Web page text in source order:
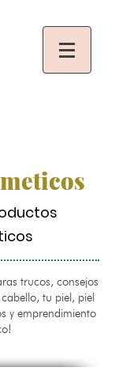
trucos, consejos
tu piel, piel
y emprendimiento